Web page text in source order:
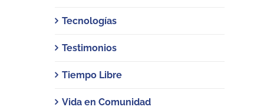
Tecnologías
Testimonios
Tiempo Libre
Vida en Comunidad